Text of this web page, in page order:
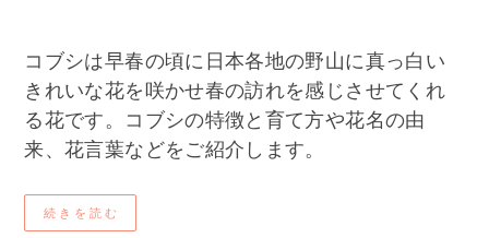
コブシは早春の頃に日本各地の野山に真っ白い
きれいな花を咲かせ春の訪れを感じさせてくれ
る花です。コブシの特徴と育て方や花名の由
来、花言葉などをご紹介します。
続きを読む